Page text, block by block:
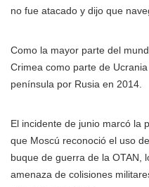
no fue atacado y dijo que
Como la mayor parte del
Crimea como parte de
península por Rusia en 2014.
El incidente de junio marcó la
que Moscú reconoció el uso
buque de guerra de la OTAN,
amenaza de colisiones